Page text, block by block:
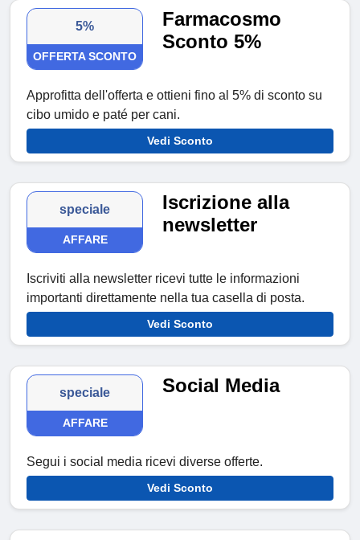
5%
OFFERTA SCONTO
Farmacosmo
Sconto 5%
Approfitta dell'offerta e ottieni fino al 5% di sconto su
cibo umido e paté per cani.
Vedi Sconto
speciale
AFFARE
Iscrizione alla
newsletter
Iscriviti alla newsletter ricevi tutte le informazioni
importanti direttamente nella tua casella di posta.
Vedi Sconto
speciale
AFFARE
Social Media
Segui i social media ricevi diverse offerte.
Vedi Sconto